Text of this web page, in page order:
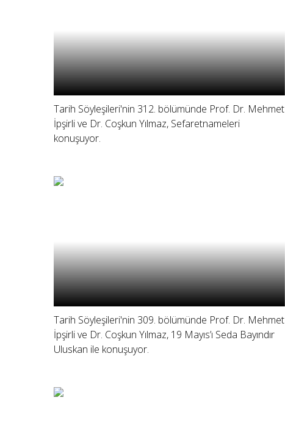
Tarih Söyleşileri'nin 312. bölümünde Prof. Dr. Mehmet
İpşirli ve Dr. Coşkun Yılmaz, Sefaretnameleri
konuşuyor.
Tarih Söyleşileri'nin 309. bölümünde Prof. Dr. Mehmet
İpşirli ve Dr. Coşkun Yılmaz, 19 Mayıs’ı Seda Bayındır
Uluskan ile konuşuyor.